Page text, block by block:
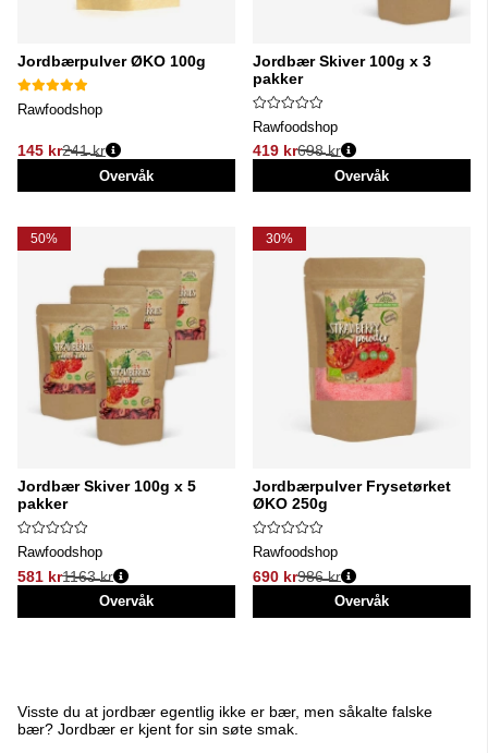
Jordbærpulver ØKO 100g
Rawfoodshop
145 kr
Vanlig pris:
241 kr
Overvåk
Jordbær Skiver 100g x 3
pakker
Rawfoodshop
419 kr
Vanlig pris:
698 kr
Overvåk
50%
Jordbær Skiver 100g x 5
pakker
Rawfoodshop
581 kr
Vanlig pris:
1163 kr
Overvåk
30%
Jordbærpulver Frysetørket
ØKO 250g
Rawfoodshop
690 kr
Vanlig pris:
986 kr
Overvåk
Visste du at jordbær egentlig ikke er bær, men såkalte falske
bær? Jordbær er kjent for sin søte smak.